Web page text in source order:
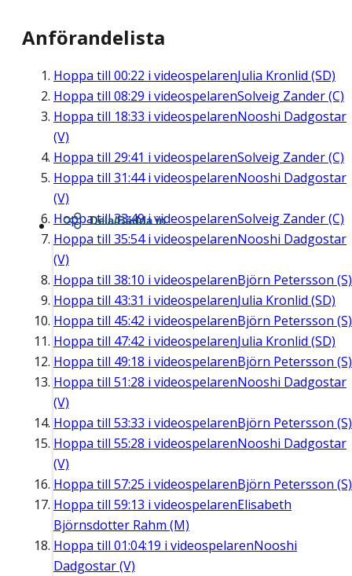
Anförandelista
Hoppa till 00:22 i videospelarenJulia Kronlid (SD)
Hoppa till 08:29 i videospelarenSolveig Zander (C)
Hoppa till 18:33 i videospelarenNooshi Dadgostar
(V)
Hoppa till 29:41 i videospelarenSolveig Zander (C)
Hoppa till 31:44i videospelarenNooshi Dadgostar
(V)
Hoppa till33:49i videospelarenSolveig Zander (C)
Hoppa till 35:54i videospelarenNooshi Dadgostar
(V)
Hoppa till 38:10 i videospelarenBjörn Petersson (S)
Hoppa till 43:31 i videospelarenJulia Kronlid (SD)
Hoppa till 45:42 i videospelarenBjörn Petersson (S)
Hoppa till 47:42 i videospelarenJulia Kronlid (SD)
Hoppa till 49:18 i videospelarenBjörn Petersson (S)
Hoppa till 51:28 i videospelarenNooshi Dadgostar
(V)
Hoppa till 53:33 i videospelarenBjörn Petersson (S)
Hoppa till 55:28 i videospelarenNooshi Dadgostar
(V)
Hoppa till 57:25 i videospelarenBjörn Petersson (S)
Hoppa till 59:13 i videospelarenElisabeth
Björnsdotter Rahm (M)
Hoppa till 01:04:19 i videospelarenNooshi
Dadgostar (V)
Dela/Bädda in